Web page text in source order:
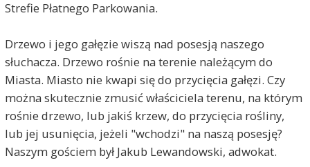
Strefie Płatnego Parkowania.
Drzewo i jego gałęzie wiszą nad posesją naszego
słuchacza. Drzewo rośnie na terenie należącym do
Miasta. Miasto nie kwapi się do przycięcia gałęzi. Czy
można skutecznie zmusić właściciela terenu, na którym
rośnie drzewo, lub jakiś krzew, do przycięcia rośliny,
lub jej usunięcia, jeżeli "wchodzi" na naszą posesję?
Naszym gościem był Jakub Lewandowski, adwokat.